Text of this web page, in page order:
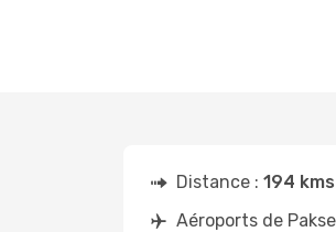
Distance : 194 kms
Aéroports de Pakse